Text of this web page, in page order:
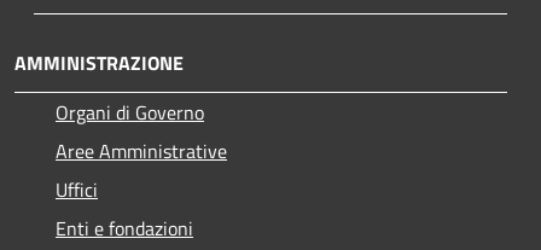
AMMINISTRAZIONE
Organi di Governo
Aree Amministrative
Uffici
Enti e fondazioni